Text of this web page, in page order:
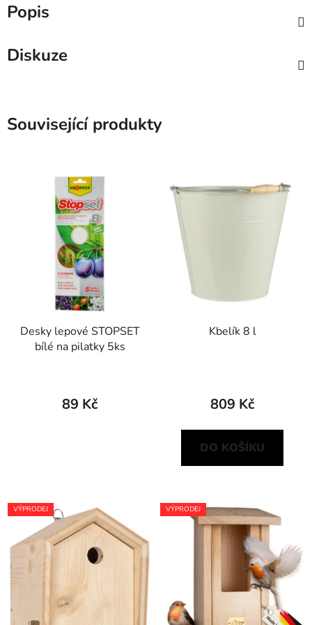
Popis
Diskuze
Související produkty
Desky lepové STOPSET
bílé na pilatky 5ks
89 Kč
Kbelík 8 l
809 Kč
DO KOŠÍKU
VÝPRODEJ VÝPRODEJ